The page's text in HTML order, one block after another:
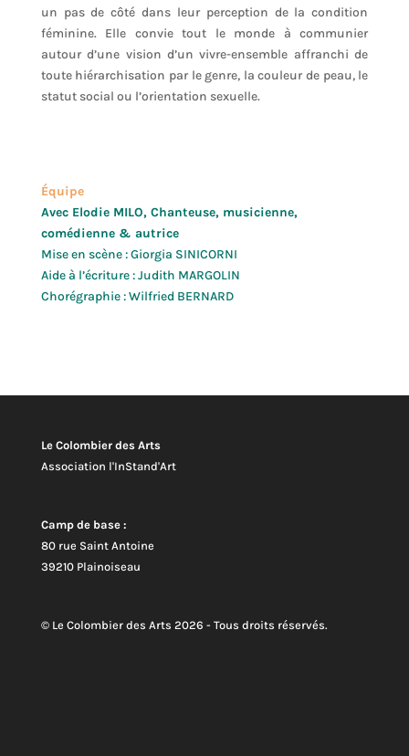
un pas de côté dans leur perception de la condition
féminine. Elle convie tout le monde à communier
autour d’une vision d’un vivre-ensemble affranchi de
toute hiérarchisation par le genre, la couleur de peau, le
statut social ou l’orientation sexuelle.
Équipe
Avec Elodie MILO, Chanteuse, musicienne,
comédienne & autrice
Mise en scène : Giorgia SINICORNI
Aide à l’écriture :Judith MARGOLIN
Chorégraphie :Wilfried BERNARD
Le Colombier des Arts
Association l'InStand'Art
Camp de base :
80 rue Saint Antoine
39210 Plainoiseau
© Le Colombier des Arts 2026 - Tous droits réservés.